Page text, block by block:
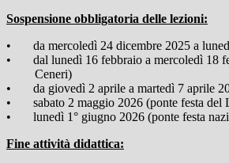
Sospensione obbligatoria delle lezioni:
• da mercoledì 24 dicembre 2025 a
• dal lunedì 16 febbraio a mercoledì 18
Ceneri)
• da giovedì 2 aprile a martedì 7 aprile
• sabato 2 maggio 2026 (ponte festa del
• lunedì 1° giugno 2026 (ponte festa
Fine attività didattica: